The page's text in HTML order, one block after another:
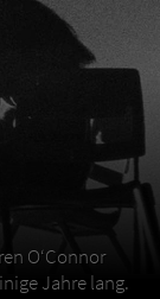
O‘Connor
Jahre lang.